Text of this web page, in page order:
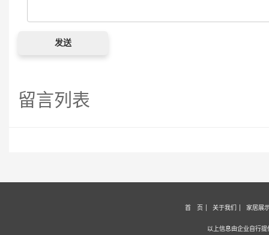
留言列表
首 页 关于我们 家居展
以上信息由企业自行